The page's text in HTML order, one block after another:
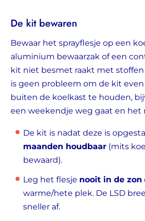
De kit bewaren
Bewaar het sprayflesje op een
aluminium bewaarzak of een
kit niet besmet raakt met
is geen probleem om de kit
buiten de koelkast te houden,
een weekendje weg gaat en het
De kit is nadat deze is
maanden houdbaar (mits
bewaard).
Leg het flesje nooit in de zon
warme/hete plek. De LSD
sneller af.